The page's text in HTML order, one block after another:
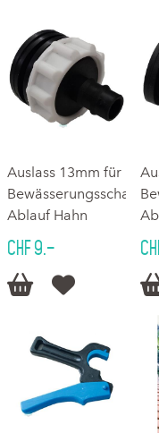
Auslass 13mm für
Bewässerungsschalen
Ablauf Hahn
CHF 9.–
 